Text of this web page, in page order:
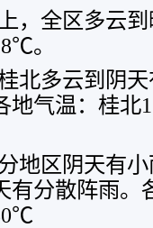
，全区多云
。
北多云到阴
地气温：桂北
地区阴天有
有分散阵雨。